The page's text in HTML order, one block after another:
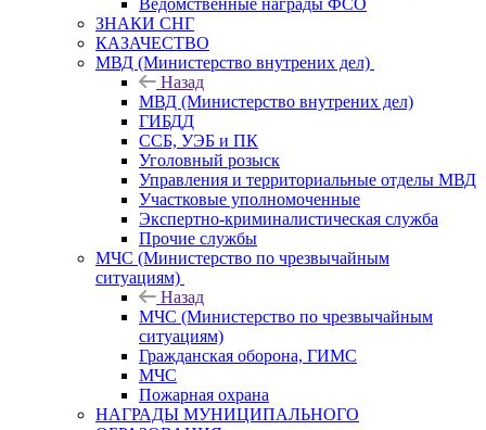
Ведомственные награды ФСО
ЗНАКИ СНГ
КАЗАЧЕСТВО
МВД (Министерство внутрених дел)
Назад
МВД (Министерство внутрених дел)
ГИБДД
ССБ, УЭБ и ПК
Уголовный розыск
Управления и территориальные отделы МВД
Участковые уполномоченные
Экспертно-криминалистическая служба
Прочие службы
МЧС (Министерство по чрезвычайным
ситуациям)
Назад
МЧС (Министерство по чрезвычайным
ситуациям)
Гражданская оборона, ГИМС
МЧС
Пожарная охрана
НАГРАДЫ МУНИЦИПАЛЬНОГО